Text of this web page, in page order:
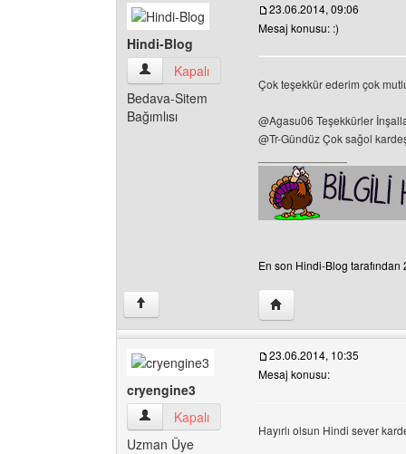
Hindi-Blog
Hindi-Blog Kullanıcının profilini görüntüle
Kapalı
Bedava-Sitem
Bağımlısı
23.06.2014, 09:06
Mesaj konusu: :)
Çok teşekkür ederim çok
@Agasu06 Teşekkürler
@Tr-Gündüz Çok sağol
En son Hindi-Blog
↑ Yazarın web sitesini
cryengine3
cryengine3 Kullanıcının profilini görüntüle
Kapalı
Uzman Üye
23.06.2014, 10:35
Mesaj konusu:
Hayırlı olsun Hindi sever